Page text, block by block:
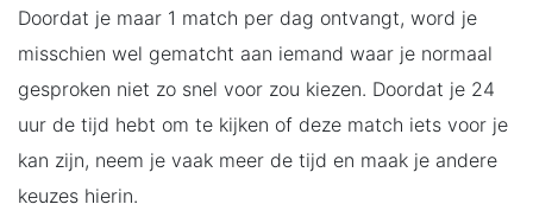
Doordat je maar 1 match per dag ontvangt, word je
misschien wel gematcht aan iemand waar je normaal
gesproken niet zo snel voor zou kiezen. Doordat je 24
uur de tijd hebt om te kijken of deze match iets voor je
kan zijn, neem je vaak meer de tijd en maak je andere
keuzes hierin.